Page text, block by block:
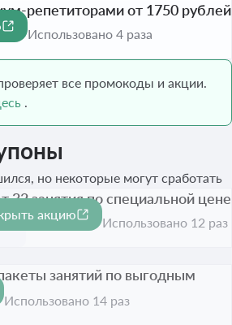
репетиторами от 1750 рублей
Использовано 4 раза
все промокоды и акции.
.
но некоторые могут сработать
32 занятия по специальной цене
акции истёк
акцию
Использовано 12 раз
занятий по выгодным
Использовано 14 раз